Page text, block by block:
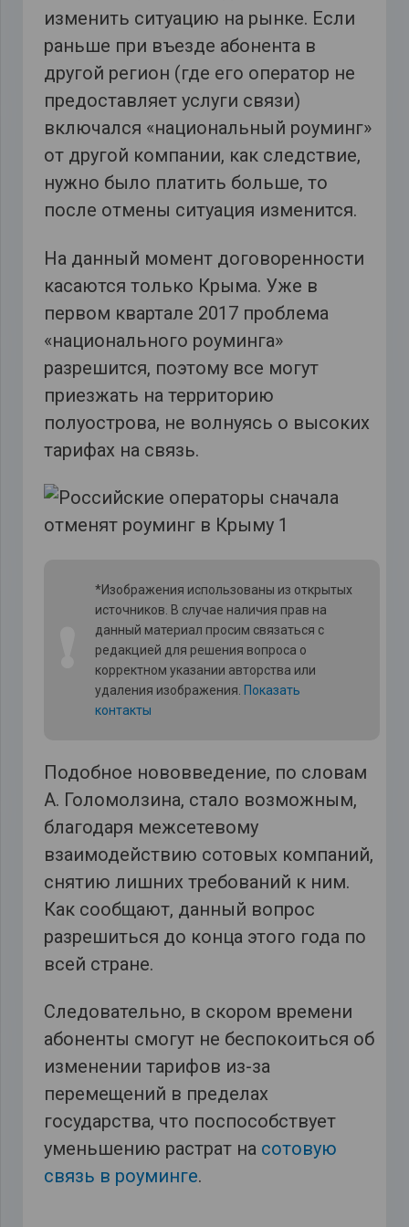
изменить ситуацию на рынке. Если
раньше при въезде абонента в
другой регион (где его оператор не
предоставляет услуги связи)
включался «национальный роуминг»
от другой компании, как следствие,
нужно было платить больше, то
после отмены ситуация изменится.
На данный момент договоренности
касаются только Крыма. Уже в
первом квартале 2017 проблема
«национального роуминга»
разрешится, поэтому все могут
приезжать на территорию
полуострова, не волнуясь о высоких
тарифах на связь.
*Изображения использованы из открытых
источников. В случае наличия прав на
данный материал просим связаться с
редакцией для решения вопроса о
корректном указании авторства или
удаления изображения. Показать
контакты
Подобное нововведение, по словам
А. Голомолзина, стало возможным,
благодаря межсетевому
взаимодействию сотовых компаний,
снятию лишних требований к ним.
Как сообщают, данный вопрос
разрешиться до конца этого года по
всей стране.
Следовательно, в скором времени
абоненты смогут не беспокоиться об
изменении тарифов из-за
перемещений в пределах
государства, что поспособствует
уменьшению растрат на сотовую
связь в роуминге.